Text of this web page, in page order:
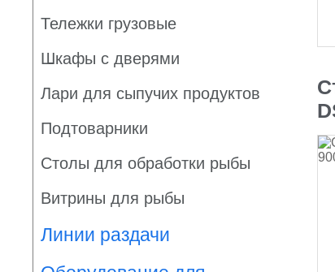
Тележки грузовые
Шкафы с дверями
Лари для сыпучих продуктов
Подтоварники
Столы для обработки рыбы
Витрины для рыбы
Линии раздачи